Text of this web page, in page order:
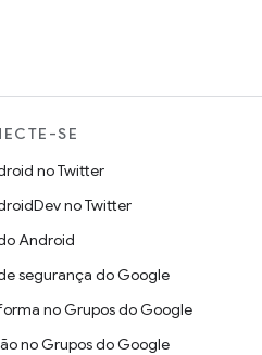
SE
no Twitter
no Twitter
Android
segurança do Google
no Grupos do Google
no Grupos do Google